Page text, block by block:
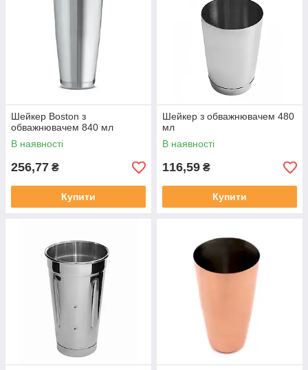
Шейкер Boston з
обважнювачем 840 мл
В наявності
256,77 ₴
Купити
Шейкер з обважнювачем 480
мл
В наявності
116,59 ₴
Купити